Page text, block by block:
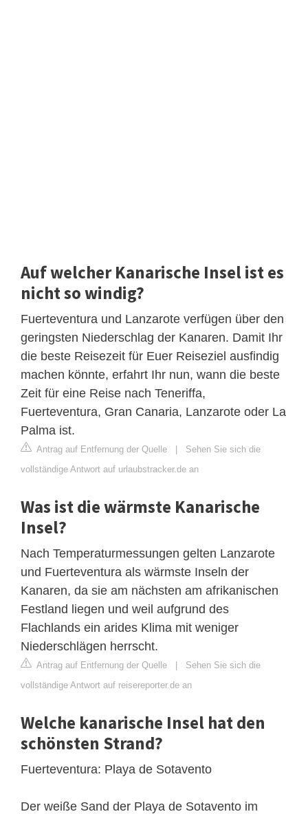
Auf welcher Kanarische Insel ist es
nicht so windig?
Fuerteventura und Lanzarote verfügen über den
geringsten Niederschlag der Kanaren. Damit Ihr
die beste Reisezeit für Euer Reiseziel ausfindig
machen könnte, erfahrt Ihr nun, wann die beste
Zeit für eine Reise nach Teneriffa,
Fuerteventura, Gran Canaria, Lanzarote oder La
Palma ist.
Antrag auf Entfernung der Quelle | Sehen Sie sich die
vollständige Antwort auf urlaubstracker.de an
Was ist die wärmste Kanarische
Insel?
Nach Temperaturmessungen gelten Lanzarote
und Fuerteventura als wärmste Inseln der
Kanaren, da sie am nächsten am afrikanischen
Festland liegen und weil aufgrund des
Flachlands ein arides Klima mit weniger
Niederschlägen herrscht.
Antrag auf Entfernung der Quelle | Sehen Sie sich die
vollständige Antwort auf reisereporter.de an
Welche kanarische Insel hat den
schönsten Strand?
Fuerteventura: Playa de Sotavento
Der weiße Sand der Playa de Sotavento im